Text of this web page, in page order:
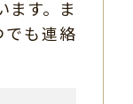
ます。ま
も連絡